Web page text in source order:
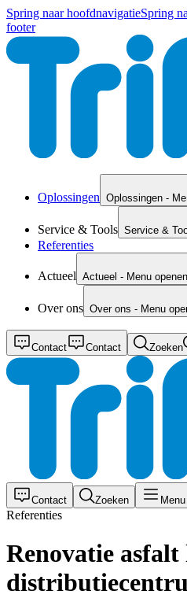
Spring naar hoofdnavigatieSpring
footer
Oplossingen Oplossingen -
Service & Tools Service &
Referenties
Actueel Actueel - Menu openen
Over ons Over ons - Menu
Contact Contact Zoeken
Contact Zoeken Menu
Referenties
Renovatie asfalt